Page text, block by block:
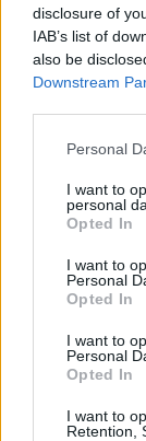
disclosure of
IAB’s list of
also be
Downstream
Please note
not limited to
grant or deny
use your data
consent section.
Personal
I want to
personal
Opted In
I want to
Personal
Opted In
I want to
Personal
Opted In
I want to
Retention,
Συγγνώμη από
το λάθος με
Μητροπολίτη
Καθοριστικό
του ναού του